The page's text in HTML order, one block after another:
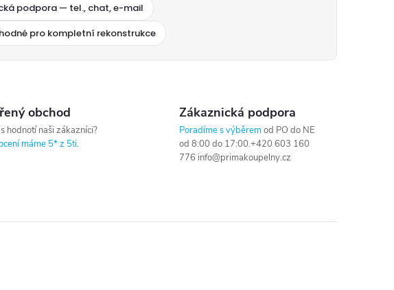
podpora — tel., chat, e-mail
pro kompletní rekonstrukce
obchod
hodnotí naši zákazníci?
máme 5* z 5ti.
Zákaznická podpora
Poradíme s výběremod PO do NE
od 8:00 do 17:00.+420 603 160
776 info@primakoupelny.cz